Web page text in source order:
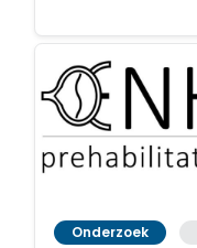
Onderzoek